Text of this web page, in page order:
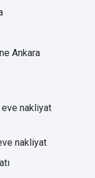
Ankara
nakliyat
nakliyat